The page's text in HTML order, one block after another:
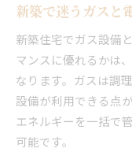
新築で迷うガスと
新築住宅でガス設備
マンスに優れるかは
なります。ガスは調
設備が利用できる点
エネルギーを一括で
可能です。